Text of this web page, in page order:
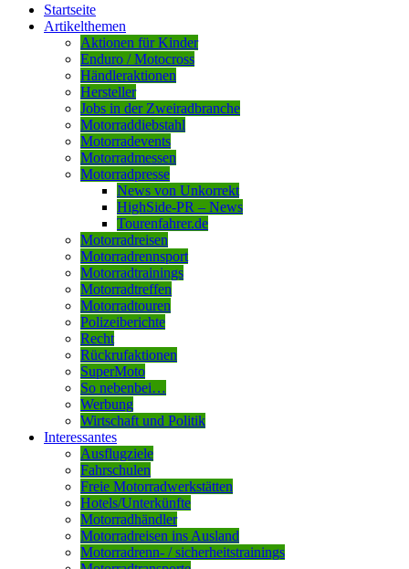
Startseite
Artikelthemen
Aktionen für Kinder
Enduro / Motocross
Händleraktionen
Hersteller
Jobs in der Zweiradbranche
Motorraddiebstahl
Motorradevents
Motorradmessen
Motorradpresse
News von Unkorrekt
HighSide-PR – News
Tourenfahrer.de
Motorradreisen
Motorradrennsport
Motorradtrainings
Motorradtreffen
Motorradtouren
Polizeiberichte
Recht
Rückrufaktionen
SuperMoto
So nebenbei…
Werbung
Wirtschaft und Politik
Interessantes
Ausflugziele
Fahrschulen
Freie Motorradwerkstätten
Hotels/Unterkünfte
Motorradhändler
Motorradreisen ins Ausland
Motorradrenn- / sicherheitstrainings